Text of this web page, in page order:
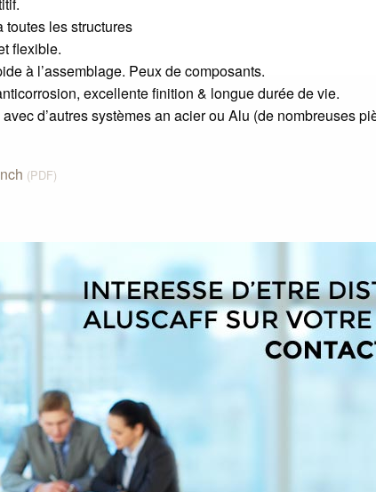
toutes les structures
flexible.
à l’assemblage. Peux de composants.
excellente finition & longue durée de vie.
d’autres systèmes an acier ou Alu (de nombreuses
(PDF)